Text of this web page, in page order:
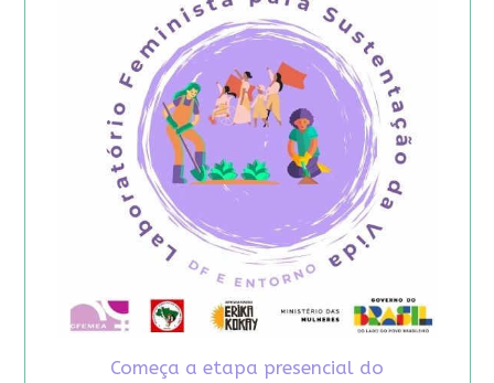
Começa a etapa presencial do